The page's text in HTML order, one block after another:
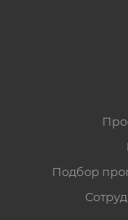
Подбор